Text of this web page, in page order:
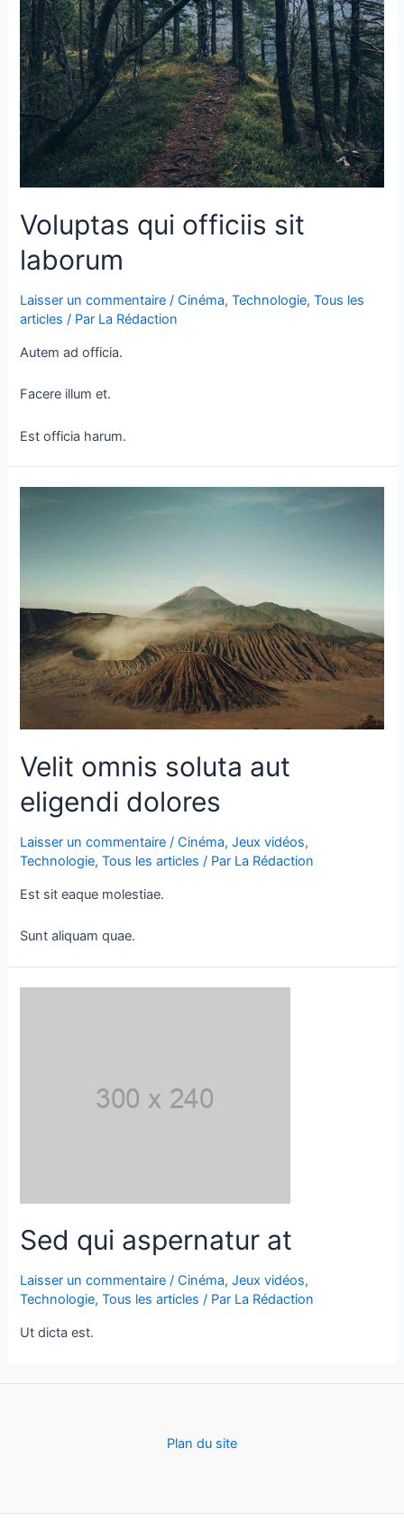
Voluptas qui officiis sit
laborum
Laisser un commentaire /Cinéma,Technologie,Tous les
articles / Par La Rédaction
Autem ad officia.
Facere illum et.
Est officia harum.
Velit omnis soluta aut
eligendi dolores
Laisser un commentaire /Cinéma,Jeux vidéos,
Technologie,Tous les articles / Par La Rédaction
Est sit eaque molestiae.
Sunt aliquam quae.
Sed qui aspernatur at
Laisser un commentaire /Cinéma,Jeux vidéos,
Technologie,Tous les articles / Par La Rédaction
Ut dicta est.
Plan du site